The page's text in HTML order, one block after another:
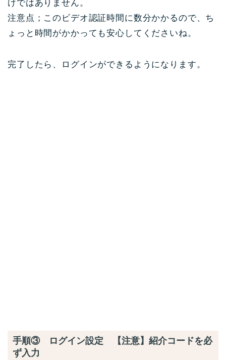
けではありません。
注意点；このビデオ認証時間に数分かかるので、ち
ょっと時間がかかっても安心してくださいね。
完了したら、ログインができるようになります。
手順③ ログイン設定 【注意】紹介コードを必
ず入力